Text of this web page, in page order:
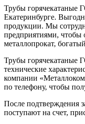
Трубы горячекатаные
Екатеринбурге.
продукции. Мы
предприятиями, чтобы
металлопрокат,
Трубы горячекатаные
технические
компании
по телефону, чтобы
После подтверждения
поступают на счет,